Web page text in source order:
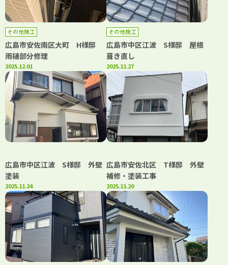
その他施工
広島市安佐南区大町 H様邸
雨樋部分修理
2025.12.01
その他施工
広島市中区江波 S様邸 屋根
葺き直し
2025.11.27
広島市中区江波 S様邸 外壁
塗装
2025.11.24
広島市安佐北区 T様邸 外壁
補修・塗装工事
2025.11.20